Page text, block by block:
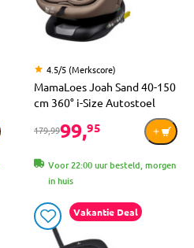
4.5/5 (Merkscore)
MamaLoes Joah Sand 40-150
cm 360° i-Size Autostoel
179,9999,95
Voor 22:00 uur besteld, morgen
in huis
Vakantie Deal